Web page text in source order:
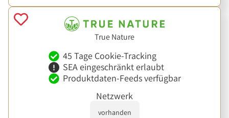
True Nature
45 Tage Cookie-Tracking
SEA eingeschränkt erlaubt
Produktdaten-Feeds verfügbar
Netzwerk
vorhanden